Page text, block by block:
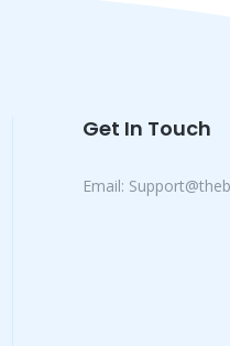
Get In Touch
Email: